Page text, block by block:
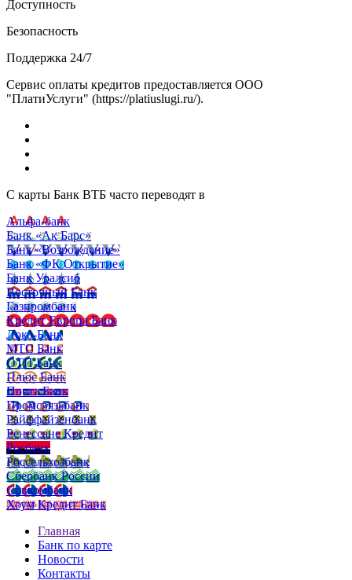
Доступность
Безопасность
Поддержка 24/7
Сервис оплаты кредитов предоставляется ООО
"ПлатиУслуги" (https://platiuslugi.ru/).
С карты Банк ВТБ часто переводят в
Альфа-банк
Банк «Ак Барс»
Банк «Возрождение»
Банк «ФК Открытие»
Банк Уралсиб
Восточный Банк
Газпромбанк
Кредит Европа Банк
Локо-Банк
МТС Банк
ОТП Банк
Плюс Банк
Почта Банк
Промсвязьбанк
Райффайзенбанк
Ренессанс Кредит
Росбанк
Россельхозбанк
Сбербанк России
Совкомбанк
Хоум Кредит Банк
Главная
Банк по карте
Новости
Контакты